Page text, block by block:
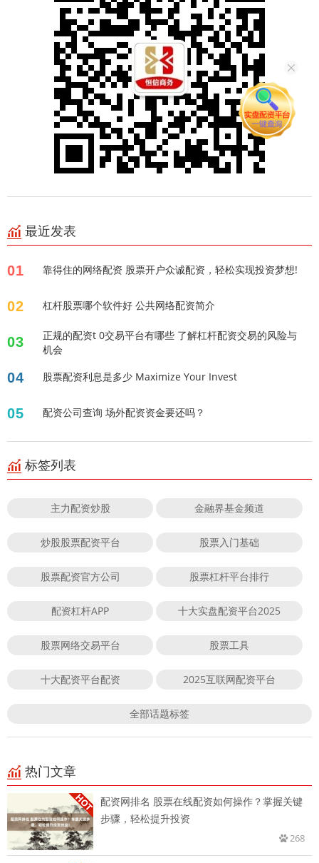
最近发表
01 靠得住的网络配资 股票开户众诚配资，轻松实现投资梦想!
02 杠杆股票哪个软件好 公共网络配资简介
03
正规的配资t 0交易平台有哪些 了解杠杆配资交易的风险与
机会
04 股票配资利息是多少 Maximize Your Invest
05 配资公司查询 场外配资资金要还吗？
标签列表
主力配资炒股 金融界基金频道
炒股股票配资平台 股票入门基础
股票配资官方公司 股票杠杆平台排行
配资杠杆APP 十大实盘配资平台2025
股票网络交易平台 股票工具
十大配资平台配资 2025互联网配资平台
全部话题标签
热门文章
配资网排名 股票在线配资如何操作？掌握关键
步骤，轻松提升投资
268